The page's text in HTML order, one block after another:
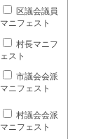
区議会議員
マニフェスト
村長マニフ
ェスト
市議会会派
マニフェスト
村議会会派
マニフェスト